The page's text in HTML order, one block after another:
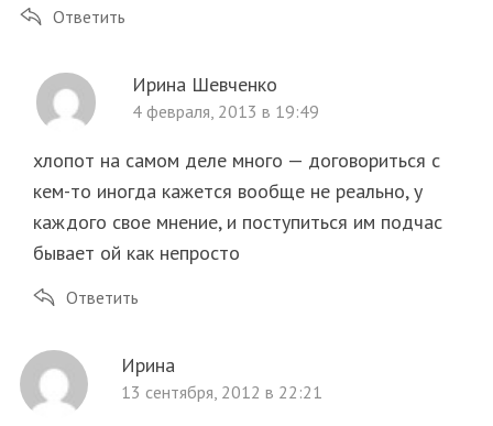
Ответить
Ирина Шевченко
4 февраля, 2013 в 19:49
хлопот на самом деле много — договориться с
кем-то иногда кажется вообще не реально, у
каждого свое мнение, и поступиться им подчас
бывает ой как непросто
Ответить
Ирина
13 сентября, 2012 в 22:21